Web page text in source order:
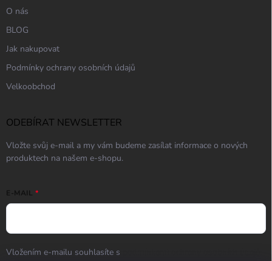
O nás
BLOG
Jak nakupovat
Podmínky ochrany osobních údajů
Velkoobchod
ODEBÍRAT NEWSLETTER
Vložte svůj e-mail a my vám budeme zasílat informace o nových
produktech na našem e-shopu.
E-MAIL
Vložením e-mailu souhlasíte s